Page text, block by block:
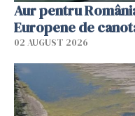
Aur pentru
Europene de
02 AUGUST 2026